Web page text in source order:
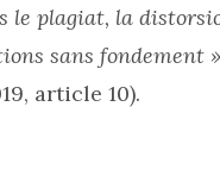
le plagiat, la
sans fondement
article 10).